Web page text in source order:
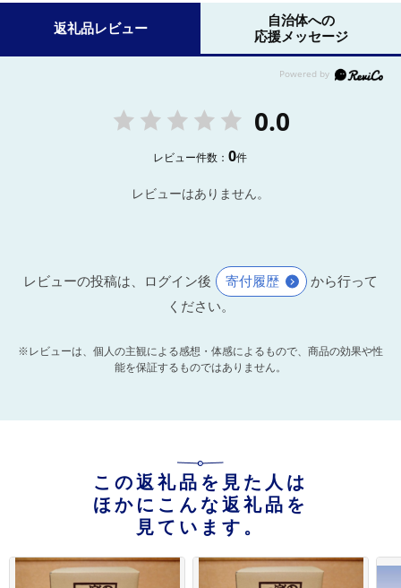
返礼品レビュー
自治体への
応援メッセージ
0.0
レビュー件数：0件
レビューはありません。
レビューの投稿は、ログイン後 寄付履歴
から行って
ください。
※レビューは、個人の主観による感想・体感によるもので、商品の効果や性
能を保証するものではありません。
この返礼品を見た人は
ほかにこんな返礼品を
見ています。